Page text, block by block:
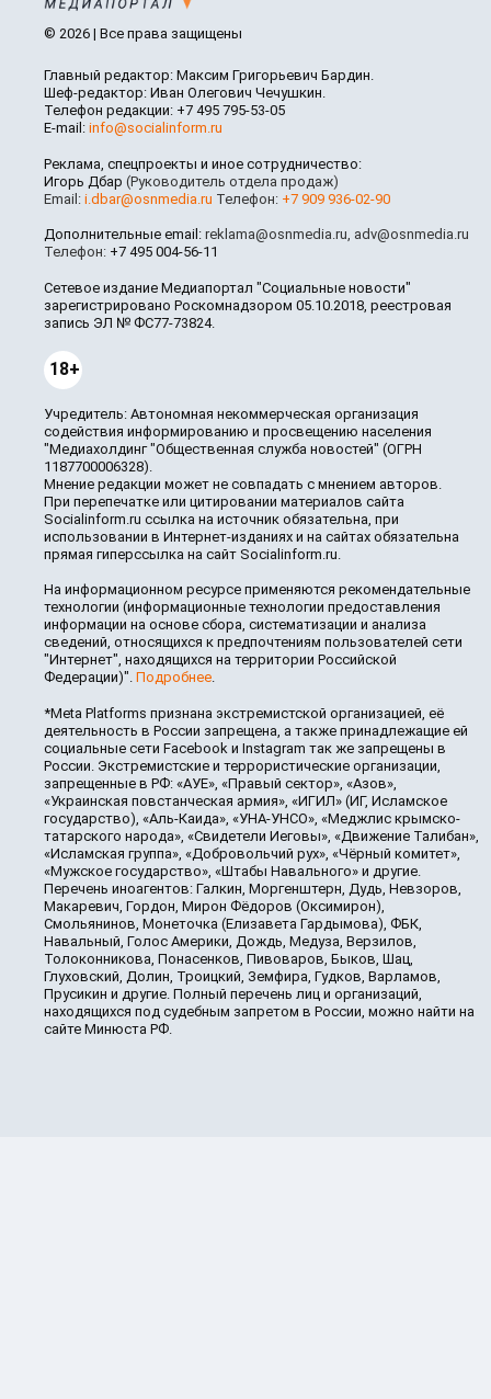
© 2026 | Все права защищены
Главный редактор: Максим Григорьевич Бардин.
Шеф-редактор: Иван Олегович Чечушкин.
Телефон редакции: +7 495 795-53-05
E-mail: info@socialinform.ru
Реклама, спецпроекты и иное сотрудничество:
Игорь Дбар (Руководитель отдела продаж)
Email: i.dbar@osnmedia.ru Телефон: +7 909 936-02-90
Дополнительные email: reklama@osnmedia.ru, adv@osnmedia.ru
Телефон: +7 495 004-56-11
Сетевое издание Медиапортал "Социальные новости"
зарегистрировано Роскомнадзором 05.10.2018, реестровая
запись ЭЛ № ФС77-73824.
18+
Учредитель: Автономная некоммерческая организация
содействия информированию и просвещению населения
"Медиахолдинг "Общественная служба новостей" (ОГРН
1187700006328).
Мнение редакции может не совпадать с мнением авторов.
При перепечатке или цитировании материалов сайта
Socialinform.ru ссылка на источник обязательна, при
использовании в Интернет-изданиях и на сайтах обязательна
прямая гиперссылка на сайт Socialinform.ru.
На информационном ресурсе применяются рекомендательные
технологии (информационные технологии предоставления
информации на основе сбора, систематизации и анализа
сведений, относящихся к предпочтениям пользователей сети
"Интернет", находящихся на территории Российской
Федерации)". Подробнее.
*Meta Platforms признана экстремистской организацией, её
деятельность в России запрещена, а также принадлежащие ей
социальные сети Facebook и Instagram так же запрещены в
России. Экстремистские и террористические организации,
запрещенные в РФ: «АУЕ», «Правый сектор», «Азов»,
«Украинская повстанческая армия», «ИГИЛ» (ИГ, Исламское
государство), «Аль-Каида», «УНА-УНСО», «Меджлис крымско-
татарского народа», «Свидетели Иеговы», «Движение Талибан»,
«Исламская группа», «Добровольчий рух», «Чёрный комитет»,
«Мужское государство», «Штабы Навального» и другие.
Перечень иноагентов: Галкин, Моргенштерн, Дудь, Невзоров,
Макаревич, Гордон, Мирон Фёдоров (Оксимирон),
Смольянинов, Монеточка (Елизавета Гардымова), ФБК,
Навальный, Голос Америки, Дождь, Медуза, Верзилов,
Толоконникова, Понасенков, Пивоваров, Быков, Шац,
Глуховский, Долин, Троицкий, Земфира, Гудков, Варламов,
Прусикин и другие. Полный перечень лиц и организаций,
находящихся под судебным запретом в России, можно найти на
сайте Минюста РФ.